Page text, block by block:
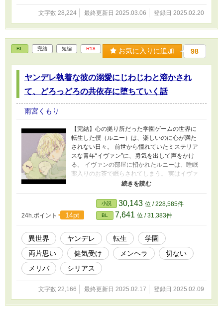
文字数 28,224 最終更新日 2025.03.06 登録日 2025.02.20
BL 完結 短編 R18 お気に入りに追加 98
ヤンデレ執着な彼の溺愛にじわじわと溶かされ
て、どろっどろの共依存に堕ちていく話
雨宮くもり
【完結】心の拠り所だった学園ゲームの世界に
転生した僕（ルニー）は、楽しいのに心が満た
されない日々。 前世から憧れていたミステリア
スな青年“イヴァン”に、勇気を出して声をかけ
る。 イヴァンの部屋に招かれたルニーは、睡眠
薬入りのお茶で眠らされてしまう。 実はイヴァ
ンは、平穏なゲーム内では明かされなかった重
な平凡の共依存 ヤンデレ攻めというよりメン
ヘラ攻め。 後半に進むにつれ、苦み痛みだい
ぶ多め。暴力、自傷、嘔吐、行為強制の要素あ
り。 ・R18向けな描写の話には ※ がつきます。
・連載中、3話目の公開を忘れていたので後から
追加公開しています（申し訳ありません） ・メ
リバ耐性のある方だけにオススメします。 表紙
イラスト・トワツギさん
24h.ポイント 14pt
小説 30,143 位 / 228,585件
BL 7,641 位 / 31,383件
異世界 ヤンデレ 転生
学園
両片思い
健気受け メンヘラ
切ない
メリバ
シリアス
文字数 22,166 最終更新日 2025.02.17 登録日 2025.02.09